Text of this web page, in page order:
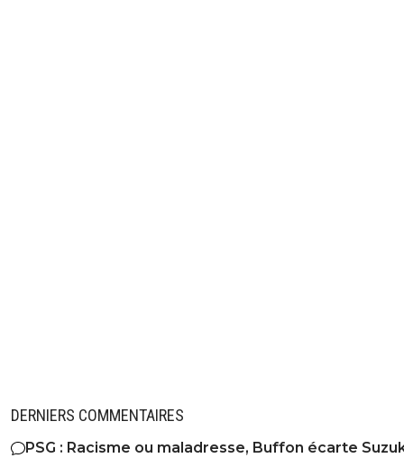
DERNIERS COMMENTAIRES
PSG : Racisme ou maladresse, Buffon écarte